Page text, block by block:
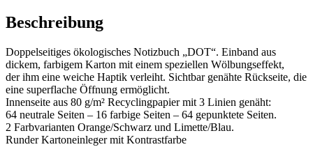
Beschreibung
Doppelseitiges ökologisches Notizbuch „DOT“. Einband aus
dickem, farbigem Karton mit einem speziellen Wölbungseffekt,
der ihm eine weiche Haptik verleiht. Sichtbar genähte Rückseite, die
eine superflache Öffnung ermöglicht.
Innenseite aus 80 g/m² ­Recyclingpapier mit 3 Linien genäht:
64 neutrale Seiten – 16 farbige Seiten – 64 gepunktete Seiten.
2 Farbvarianten Orange/­Schwarz und Limette/­Blau.
Runder Kartoneinleger mit Kontrastfarbe